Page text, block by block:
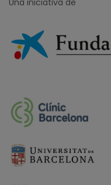
Una iniciativa de